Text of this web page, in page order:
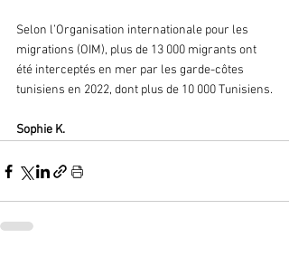
Selon l’Organisation internationale pour les
migrations (OIM), plus de 13 000 migrants ont
été interceptés en mer par les garde-côtes
tunisiens en 2022, dont plus de 10 000 Tunisiens.
Sophie K.